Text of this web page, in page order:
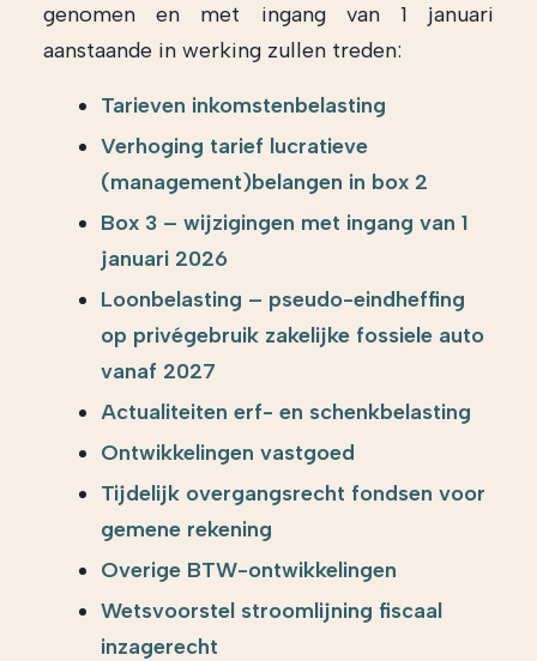
genomen en met ingang van 1 januari
aanstaande in werking zullen treden:
Tarieven inkomstenbelasting
Verhoging tarief lucratieve
(management)belangen in box 2
Box 3 – wijzigingen met ingang van 1
januari 2026
Loonbelasting – pseudo-eindheffing
op privégebruik zakelijke fossiele auto
vanaf 2027
Actualiteiten erf- en schenkbelasting
Ontwikkelingen vastgoed
Tijdelijk overgangsrecht fondsen voor
gemene rekening
Overige BTW-ontwikkelingen
Wetsvoorstel stroomlijning fiscaal
inzagerecht